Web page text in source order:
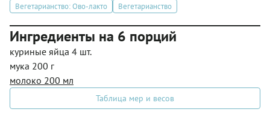
Вегетарианство: Ово-лакто
Вегетарианство
Ингредиенты на 6 порций
куриные яйца 4 шт.
мука 200 г
молоко 200 мл
Таблица мер и весов